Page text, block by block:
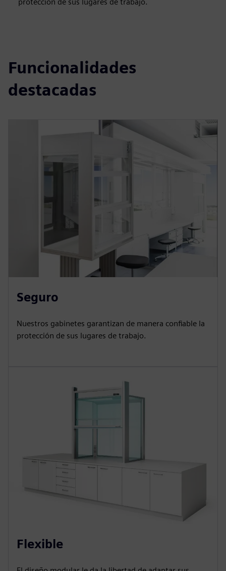
Funcionalidades
destacadas
Seguro
Nuestros gabinetes garantizan de manera confiable la
protección de sus lugares de trabajo.
Flexible